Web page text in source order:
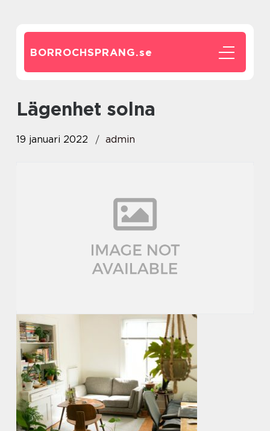
BORROCHSPRANG.se
Lägenhet solna
19 januari 2022 admin